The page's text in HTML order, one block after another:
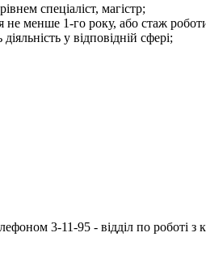
спеціаліст, магістр;
не менше 1-го року, або стаж
у відповідній сфері;
3-11-95 - відділ по роботі з